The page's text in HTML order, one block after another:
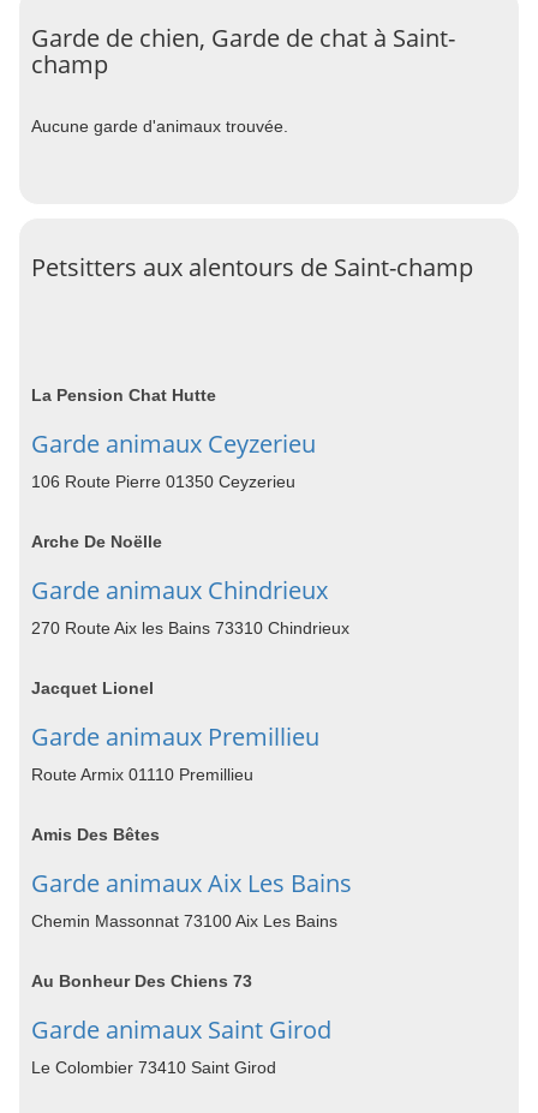
Garde de chien, Garde de chat à Saint-
champ
Aucune garde d'animaux trouvée.
Petsitters aux alentours de Saint-champ
La Pension Chat Hutte
Garde animaux Ceyzerieu
106 Route Pierre 01350 Ceyzerieu
Arche De Noëlle
Garde animaux Chindrieux
270 Route Aix les Bains 73310 Chindrieux
Jacquet Lionel
Garde animaux Premillieu
Route Armix 01110 Premillieu
Amis Des Bêtes
Garde animaux Aix Les Bains
Chemin Massonnat 73100 Aix Les Bains
Au Bonheur Des Chiens 73
Garde animaux Saint Girod
Le Colombier 73410 Saint Girod